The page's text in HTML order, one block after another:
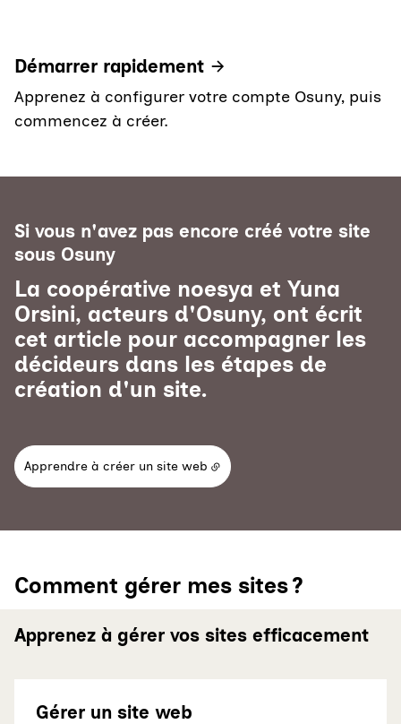
Démarrer rapidement
Apprenez à configurer votre compte Osuny, puis
commencez à créer.
Si vous n'avez pas encore créé votre site
sous Osuny
La coopérative noesya et Yuna
Orsini, acteurs d'Osuny, ont écrit
cet article pour accompagner les
décideurs dans les étapes de
création d'un site.
Apprendre à créer un site web
Comment gérer mes sites ?
Apprenez à gérer vos sites efficacement
Gérer un site web